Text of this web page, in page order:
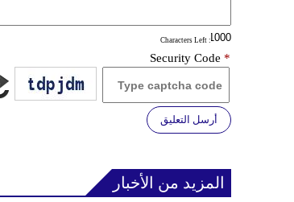
: Characters Left
Security Code *
أرسل التعليق
المزيد من الأخبار